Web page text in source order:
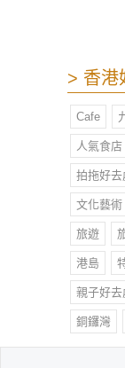
> 香港
Cafe
人氣食店
拍拖好去
文化藝術
旅遊
港島
親子好去
銅鑼灣